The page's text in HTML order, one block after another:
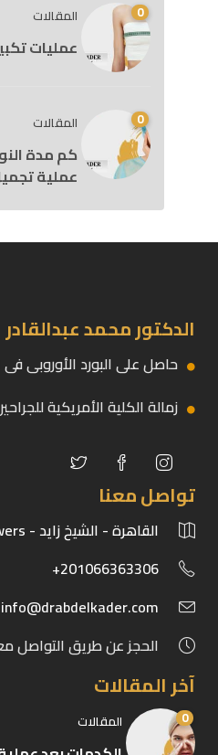
0 المقالات
عمليات
0 المقالات
كم مدة
عملية
الدكتور محمد عبدالقادر
حاصل على البورد الأوروبى فى
زمالة الكلية الأمريكية
تواصل معنا
القاهرة - الشيخ زايد - Twin Towers
201066363306+
info@drabdelkader.com
الحجز عن طريق التواصل
آخر المقالات
0 المقالات